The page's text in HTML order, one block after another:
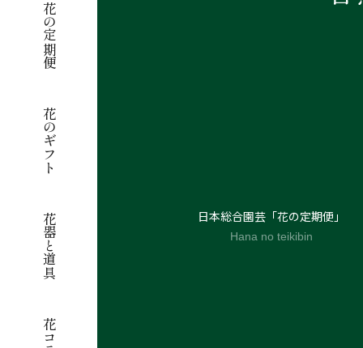
花の定期便
花のギフト
花器と道具
日本総合園芸「花の定期便」
Hana no teikibin